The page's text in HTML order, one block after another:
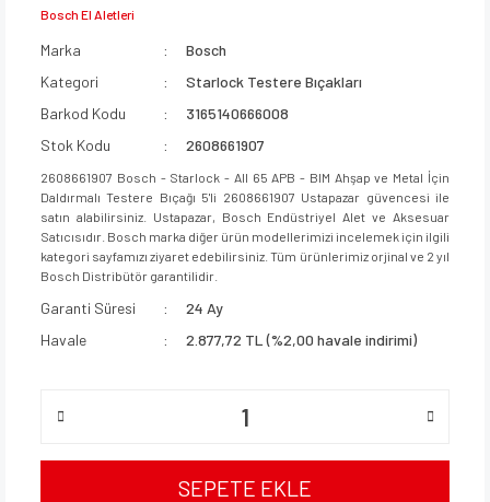
Bosch El Aletleri
Marka
Bosch
Kategori
Starlock Testere Bıçakları
Barkod Kodu
3165140666008
Stok Kodu
2608661907
2608661907 Bosch - Starlock - AII 65 APB - BIM Ahşap ve Metal İçin
Daldırmalı Testere Bıçağı 5'li 2608661907 Ustapazar güvencesi ile
satın alabilirsiniz. Ustapazar, Bosch Endüstriyel Alet ve Aksesuar
Satıcısıdır. Bosch marka diğer ürün modellerimizi incelemek için ilgili
kategori sayfamızı ziyaret edebilirsiniz. Tüm ürünlerimiz orjinal ve 2 yıl
Bosch Distribütör garantilidir.
Garanti Süresi
24 Ay
Havale
2.877,72 TL (%2,00 havale indirimi)
SEPETE EKLE